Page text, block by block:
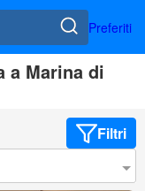
Preferiti
a Marina di
Filtri